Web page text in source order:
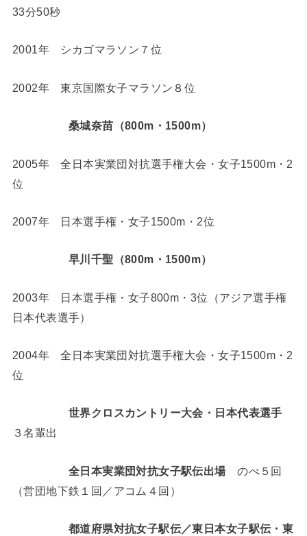
33分50秒
2001年 シカゴマラソン７位
2002年 東京国際女子マラソン８位
桑城奈苗（800m・1500m）
2005年 全日本実業団対抗選手権大会・女子1500m・2
位
2007年 日本選手権・女子1500m・2位
早川千聖（800m・1500m）
2003年 日本選手権・女子800m・3位（アジア選手権
日本代表選手）
2004年 全日本実業団対抗選手権大会・女子1500m・2
位
世界クロスカントリー大会・日本代表選手
３名輩出
全日本実業団対抗女子駅伝出場のべ５回
（営団地下鉄１回／アコム４回）
都道府県対抗女子駅伝／東日本女子駅伝・東